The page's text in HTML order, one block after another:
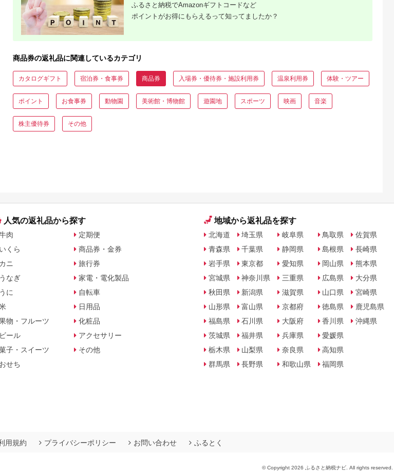
スクリーム『コンビニ
交換専用チケット 2個
(セブン-イレブン)』
_H-svgift102
5.0
4,000
ぎ横綱 特上・二段敷
うな重 ペア お食事券
/ 鰻 ご飯 チケット
[MFA001]
5.0
寄付金額:35,000円
商品券 瀬戸内市e街
分） チケット チケ
5.0
ダーセットアップお仕
5.0
納税「ハーゲンダ
礼品特集！還元率
ふるさと納税でAmazonギフトコードなど
ポイントがお得にもらえるって知ってましたか？
商品券の返礼品に関連しているカテゴリ
カタログギフト 宿泊券・食事券 商品券 入場券・優待券・施設利用券 温泉利用券 体験・ツアー
ポイント お食事券 動物園 美術館・博物館 遊園地 スポーツ 映画 音楽
株主優待券 その他
人気の返礼品から探す
肉
いくら
カニ
うなぎ
うに
物・フルーツ
ビール
子・スイーツ
おせち
定期便
商品券・金券
旅行券
家電・電化製品
自転車
日用品
化粧品
アクセサリー
その他
地域から返礼品を探す
北海道
青森県
岩手県
宮城県
秋田県
山形県
福島県
茨城県
栃木県
群馬県
埼玉県
千葉県
東京都
神奈川県
新潟県
富山県
石川県
福井県
山梨県
長野県
岐阜県
静岡県
愛知県
三重県
滋賀県
京都府
大阪府
兵庫県
奈良県
和歌山県
鳥取県
島根県
岡山県
広島県
山口県
徳島県
香川県
愛媛県
高知県
福岡県
佐賀県
長崎県
熊本県
大分県
宮崎県
鹿児島県
沖縄県
用規約 プライバシーポリシー お問い合わせ ふるとく
© Copyright 2026 ふるさと納税ナビ. All rights reserved.